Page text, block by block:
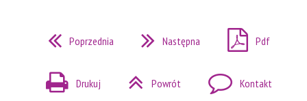
Poprzednia Następna Pdf
Drukuj Powrót Kontakt